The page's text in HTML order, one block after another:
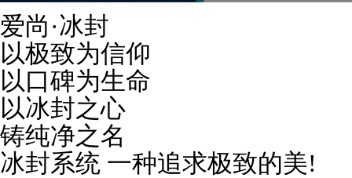
爱尚·冰封
以极致为信仰
以口碑为生命
以冰封之心
铸纯净之名
冰封系统 一种追求极致的美!